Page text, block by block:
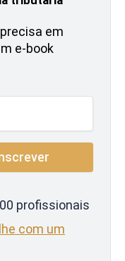
em
e-book
profissionais
com um